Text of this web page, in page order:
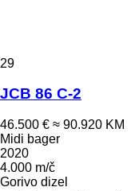
29
JCB 86 C-2
46.500 € ≈ 90.920 KM
Midi bager
2020
4.000 m/č
Gorivo dizel